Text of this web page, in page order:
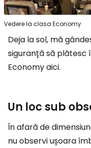
Vedere la clasa Economy
Deja la sol, mă
siguranță să plătesc
Economy aici.
Un loc sub
În afară de
nu observi ușoara